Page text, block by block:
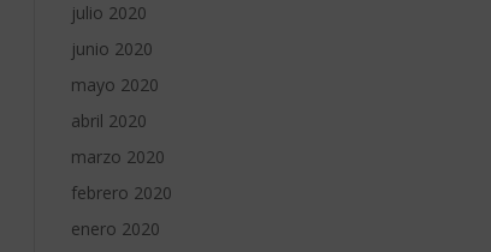
julio 2020
junio 2020
mayo 2020
abril 2020
marzo 2020
febrero 2020
enero 2020